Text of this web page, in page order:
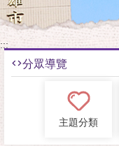
:::
分眾導覽
主題分類